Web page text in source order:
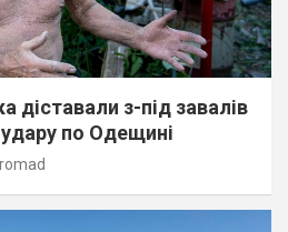
діставали з-під завалів
по Одещині